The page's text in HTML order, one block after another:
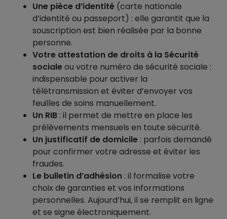
Une pièce d’identité (carte nationale
d’identité ou passeport) : elle garantit que la
souscription est bien réalisée par la bonne
personne.
Votre attestation de droits à la Sécurité
socialeou votre numéro de sécurité sociale :
indispensable pour activer la
télétransmission et éviter d’envoyer vos
feuilles de soins manuellement.
Un RIB : il permet de mettre en place les
prélèvements mensuels en toute sécurité.
Un justificatif de domicile : parfois demandé
pour confirmer votre adresse et éviter les
fraudes.
Le bulletin d’adhésion : il formalise votre
choix de garanties et vos informations
personnelles. Aujourd’hui, il se remplit en ligne
et se signe électroniquement.